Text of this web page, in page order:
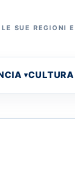
SUE REGIONI
CULTURA